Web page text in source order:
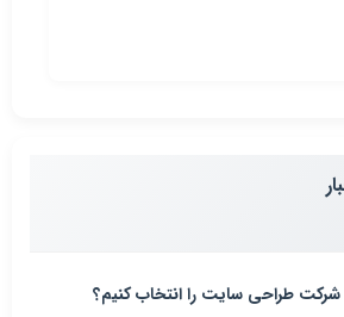
طراحی سایت را انتخاب کنیم؟